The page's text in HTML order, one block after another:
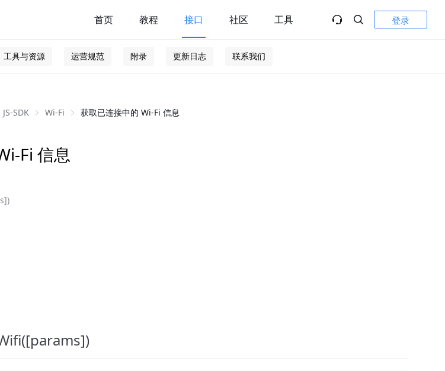
首页 教程 接口 社区 工具 登录
工具与资源 运营规范 附录 更新日志 联系我们
JS-SDK Wi-Fi 获取已连接中的 Wi-Fi 信息
Fi 信息